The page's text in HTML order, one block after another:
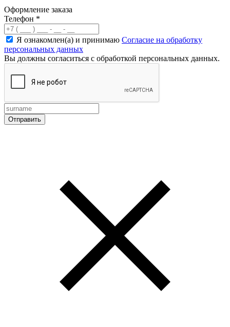
Оформление заказа
Телефон *
Я ознакомлен(а) и принимаю Согласие на обработку
персональных данных
Вы должны согласиться с обработкой персональных данных.